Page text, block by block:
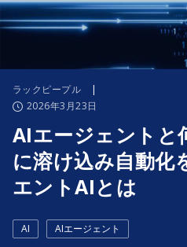
ラックピープル |
2026年3月23日
AIエージェントと
に溶け込み自動化
エントAIとは
AI AIエージェント